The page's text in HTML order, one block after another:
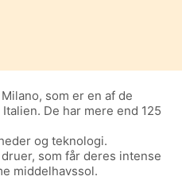
som er en af de
De har mere end 125
og teknologi.
som får deres intense
middelhavssol.